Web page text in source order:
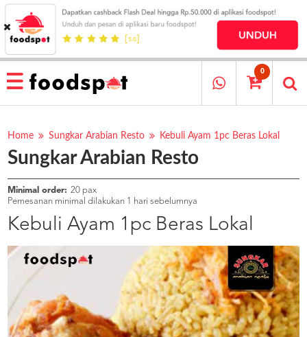
HOME
MENU
RESTAURANT
PESAN
OUR
COMPANY
KATA
MEREKA
KATALOG
LOYALTY
PROGRAM
ABOUT
US
CATERERS
0
Home Sungkar Arabian Resto Kebuli Ayam 1pc Beras Lokal
Sungkar Arabian Resto
Minimal order: 20 pax
Pemesanan minimal dilakukan 1 hari sebelumnya
Kebuli Ayam 1pc Beras Lokal